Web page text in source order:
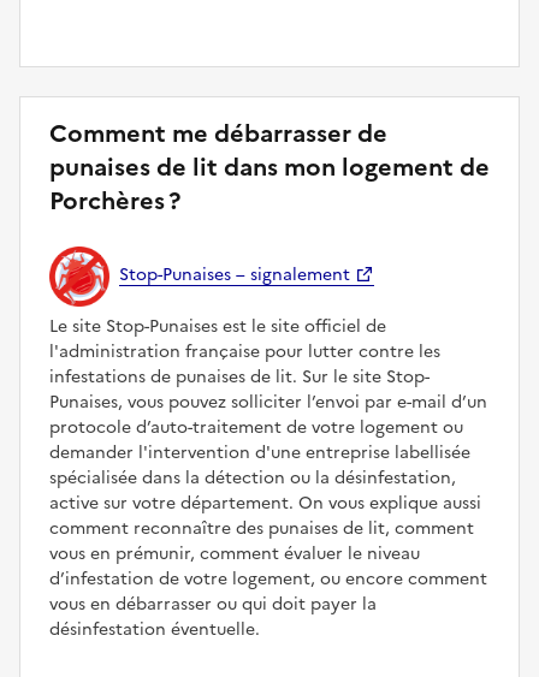
Comment me débarrasser de
punaises de lit dans mon logement de
Porchères ?
Stop-Punaises – signalement
Le site Stop-Punaises est le site officiel de
l'administration française pour lutter contre les
infestations de punaises de lit. Sur le site Stop-
Punaises, vous pouvez solliciter l’envoi par e-mail d’un
protocole d’auto-traitement de votre logement ou
demander l'intervention d'une entreprise labellisée
spécialisée dans la détection ou la désinfestation,
active sur votre département. On vous explique aussi
comment reconnaître des punaises de lit, comment
vous en prémunir, comment évaluer le niveau
d’infestation de votre logement, ou encore comment
vous en débarrasser ou qui doit payer la
désinfestation éventuelle.